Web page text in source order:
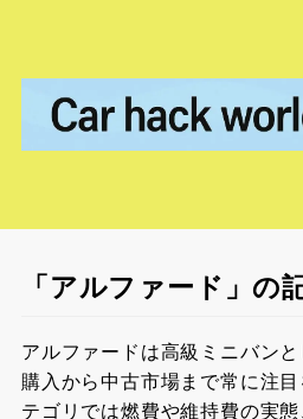
「アルファード」の
アルファードは高級ミニバン
購入から中古市場まで常に注
テゴリでは燃費や維持費の実